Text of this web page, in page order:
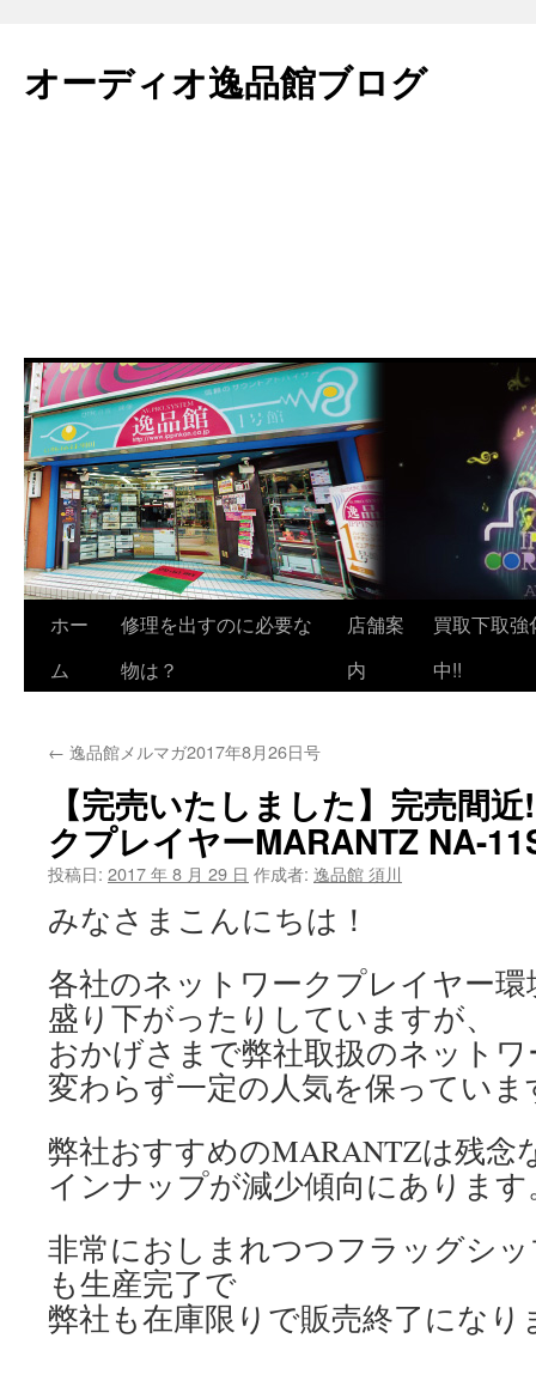
テ
ン
オーディオ逸品館ブログ
ホー
ム
修理を出すのに必要な
物は？
店舗案
内
買取下取強
中!!
← 逸品館メルマガ2017年8月26日号
【完売いたしました】完売間
クプレイヤーMARANTZ NA-
投稿日: 2017 年 8 月 29 日 作成者: 逸品館 須川
みなさまこんにちは！
各社のネットワークプレイヤー
盛り下がったりしていますが、
おかげさまで弊社取扱のネット
変わらず一定の人気を保っていま
弊社おすすめのMARANTZは残念
インナップが減少傾向にあります
非常におしまれつつフラッグシ
も生産完了で
弊社も在庫限りで販売終了になり